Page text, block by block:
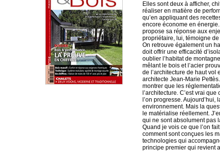
Elles sont deux à afficher,
réaliser en matière de
qu’en appliquant des
encore économe en
propose sa réponse aux
propriétaire, lui, témoigne
On retrouve également un
doit offrir une efficacité
oublier l’habitat de
mêlant le bois et l’acier
de l’architecture de haut vol
architecte Jean-Marie
montrer que les
l’architecture. C’est vrai
l’on progresse.
environnement. Mais la
le matérialise réellement.
qui ne sont absolument pas
Quand je vois ce que l’on
comment sont conçues les
technologies qui
principe premier qui revient